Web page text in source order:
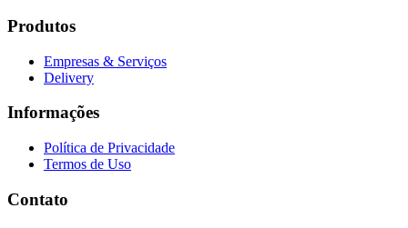
Produtos
Empresas & Serviços
Delivery
Informações
Política de Privacidade
Termos de Uso
Contato